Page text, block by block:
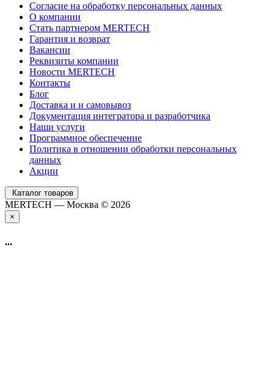
Согласие на обработку персональных данных
О компании
Стать партнером MERTECH
Гарантия и возврат
Вакансии
Реквизиты компании
Новости MERTECH
Контакты
Блог
Доставка и и самовывоз
Документация интегратора и разработчика
Наши услуги
Программное обеспечение
Политика в отношении обработки персональных
данных
Акции
Каталог товаров
MERTECH — Москва © 2026
×
...